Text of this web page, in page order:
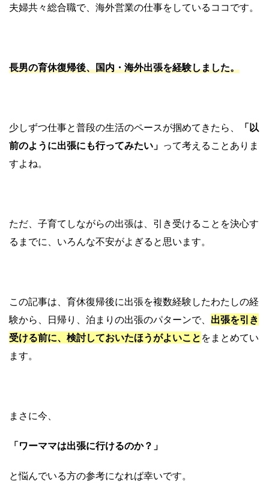
夫婦共々総合職で、海外営業の仕事をしているココです。
長男の育休復帰後、国内・海外出張を経験しました。
少しずつ仕事と普段の生活のペースが掴めてきたら、
「以
前のように出張にも行ってみたい」 って考えることありま
すよね。
ただ、子育てしながらの出張は、引き受けることを決心す
るまでに、いろんな不安がよぎると思います。
この記事は、育休復帰後に出張を複数経験したわたしの経
験から、日帰り、泊まりの出張のパターンで、 出張を引き
受ける前に、検討しておいたほうがよいこと をまとめてい
ます。
まさに今、
「ワーママは出張に行けるのか？」
と悩んでいる方の参考になれば幸いです。